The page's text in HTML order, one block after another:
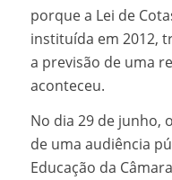
porque a Lei de
instituída em 2012,
a previsão de uma
aconteceu.
No dia 29 de junho,
de uma audiência
Educação da